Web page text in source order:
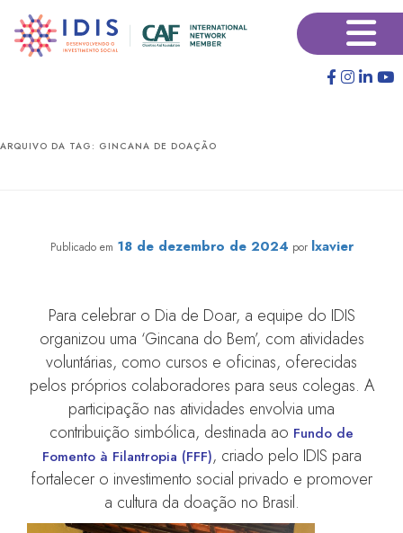
para
para
×
ARQUIVO DA TAG: GINCANA DE DOAÇÃO
Publicado em 18 de dezembro de 2024 por lxavier
Para celebrar o Dia de Doar, a equipe do IDIS
organizou uma ‘Gincana do Bem’, com atividades
voluntárias, como cursos e oficinas, oferecidas
pelos próprios colaboradores para seus colegas. A
participação nas atividades envolvia uma
contribuição simbólica, destinada ao Fundo de
Fomento à Filantropia (FFF), criado pelo IDIS para
fortalecer o investimento social privado e promover
a cultura da doação no Brasil.